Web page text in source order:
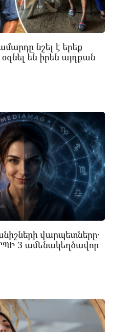
նշել է երեք
են իրեն այդքան
վարպետները․
3 ամենակեղծավոր